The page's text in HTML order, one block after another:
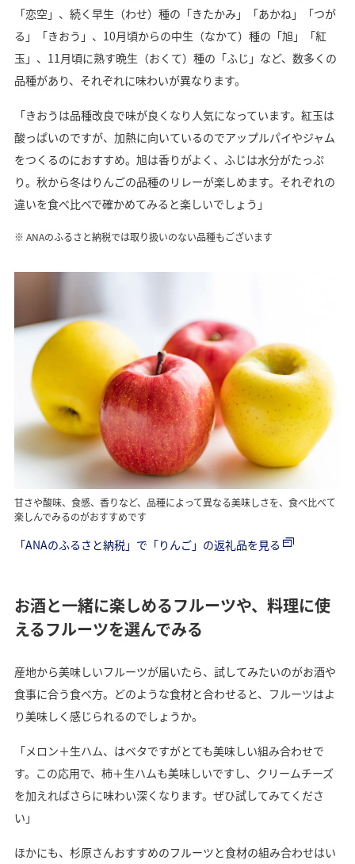
「恋空」、続く早生（わせ）種の「きたかみ」「あかね」「つが
る」「きおう」、10月頃からの中生（なかて）種の「旭」「紅
玉」、11月頃に熟す晩生（おくて）種の「ふじ」など、数多くの
品種があり、それぞれに味わいが異なります。
「きおうは品種改良で味が良くなり人気になっています。紅玉は
酸っぱいのですが、加熱に向いているのでアップルパイやジャム
をつくるのにおすすめ。旭は香りがよく、ふじは水分がたっぷ
り。秋から冬はりんごの品種のリレーが楽しめます。それぞれの
違いを食べ比べで確かめてみると楽しいでしょう」
ANAのふるさと納税では取り扱いのない品種もございます
甘さや酸味、食感、香りなど、品種によって異なる美味しさを、食べ比べて
楽しんでみるのがおすすめです
「ANAのふるさと納税」で「りんご」の返礼品を見る
お酒と一緒に楽しめるフルーツや、料理に使
えるフルーツを選んでみる
産地から美味しいフルーツが届いたら、試してみたいのがお酒や
食事に合う食べ方。どのような食材と合わせると、フルーツはよ
り美味しく感じられるのでしょうか。
「メロン＋生ハム、はベタですがとても美味しい組み合わせで
す。この応用で、柿＋生ハムも美味しいですし、クリームチーズ
を加えればさらに味わい深くなります。ぜひ試してみてくださ
い」
ほかにも、杉原さんおすすめのフルーツと食材の組み合わせはい